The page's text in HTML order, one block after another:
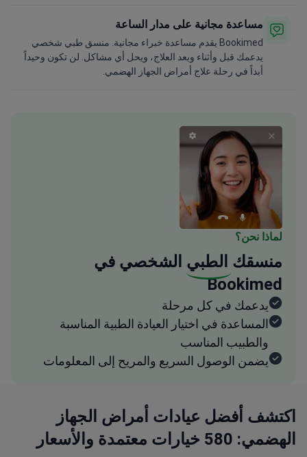
مساعدة مجانية على مدار الساعة
Bookimed يقدم مساعدة خبراء مجانية. منسق طبي شخصي
يدعمك قبل وأثناء وبعد العلاج، ويحل أي مشاكل. لن تكون وحيداً
أبداً في رحلة علاج أمراض الجهاز الهضمي.
لماذا نحن؟
منسقك الطبي الشخصي في
Bookimed
يدعمك في كل مرحلة
المساعدة في اختيار العيادة الطبية المناسبة
والطبيب المناسب
يضمن الوصول السريع والمريح إلى المعلومات
اكتشف أفضل عيادات أمراض الجهاز
الهضمي: 580 خيارات معتمدة والأسعار